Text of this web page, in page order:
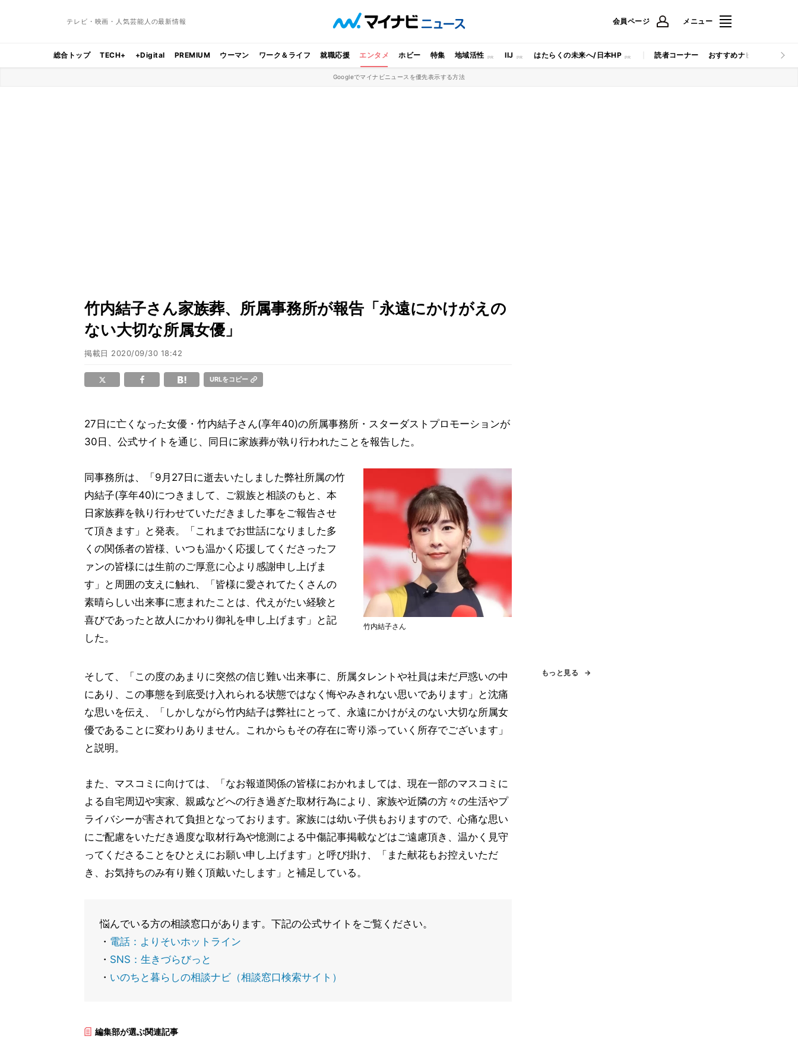
テレビ・映画・人気芸能人の最新情報 会員ページ メニュー
総合トップ TECH+ +Digital PREMIUM ウーマン ワーク＆ライフ 就職応援 エンタメ ホビー 特集 地域活性 IIJ はたらくの未来へ/日本HP 読者コーナー おすすめナビ マイナビ
Googleでマイナビニュースを優先表示する方法
竹内結子さん家族葬、所属事務所が報告「永遠にかけがえの
ない大切な所属女優」
掲載日 2020/09/30 18:42
URLをコピー
27日に亡くなった女優・竹内結子さん(享年40)の所属事務所・スターダストプロモーションが
30日、公式サイトを通じ、同日に家族葬が執り行われたことを報告した。
竹内結子さん
同事務所は、「9月27日に逝去いたしました弊社所属の竹
内結子(享年40)につきまして、ご親族と相談のもと、本
日家族葬を執り行わせていただきました事をご報告させ
て頂きます」と発表。「これまでお世話になりました多
くの関係者の皆様、いつも温かく応援してくださったフ
ァンの皆様には生前のご厚意に心より感謝申し上げま
す」と周囲の支えに触れ、「皆様に愛されてたくさんの
素晴らしい出来事に恵まれたことは、代えがたい経験と
喜びであったと故人にかわり御礼を申し上げます」と記
した。
そして、「この度のあまりに突然の信じ難い出来事に、所属タレントや社員は未だ戸惑いの中
にあり、この事態を到底受け入れられる状態ではなく悔やみきれない思いであります」と沈痛
な思いを伝え、「しかしながら竹内結子は弊社にとって、永遠にかけがえのない大切な所属女
優であることに変わりありません。これからもその存在に寄り添っていく所存でございます」
と説明。
また、マスコミに向けては、「なお報道関係の皆様におかれましては、現在一部のマスコミに
よる自宅周辺や実家、親戚などへの行き過ぎた取材行為により、家族や近隣の方々の生活やプ
ライバシーが害されて負担となっております。家族には幼い子供もおりますので、心痛な思い
にご配慮をいただき過度な取材行為や憶測による中傷記事掲載などはご遠慮頂き、温かく見守
ってくださることをひとえにお願い申し上げます」と呼び掛け、「また献花もお控えいただ
き、お気持ちのみ有り難く頂戴いたします」と補足している。
悩んでいる方の相談窓口があります。下記の公式サイトをご覧ください。
・ 電話：よりそいホットライン
・ SNS：生きづらびっと
・ いのちと暮らしの相談ナビ（相談窓口検索サイト）
編集部が選ぶ関連記事
もっと見る